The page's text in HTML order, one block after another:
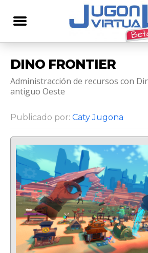
DINO FRONTIER
Administracción de recursos con
antiguo Oeste
Publicado por: Caty Jugona